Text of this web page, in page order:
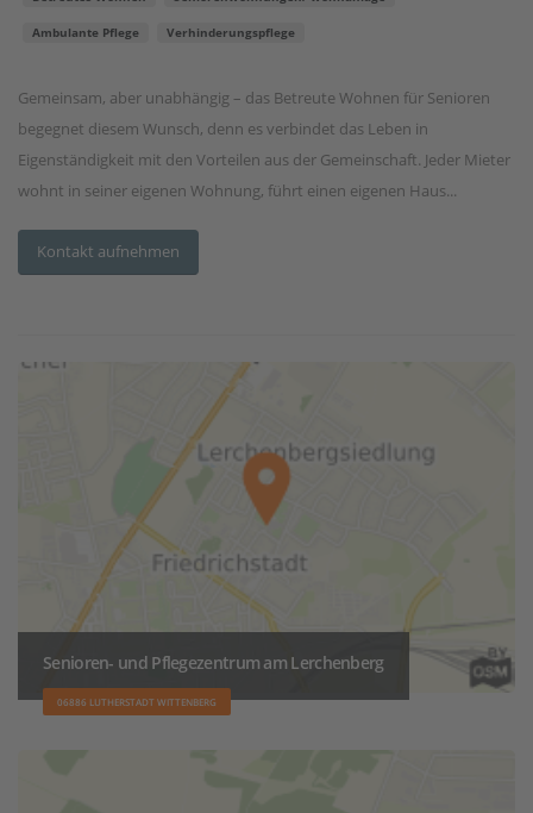
Ambulante Pflege Verhinderungspflege
Gemeinsam, aber unabhängig – das Betreute Wohnen für Senioren
begegnet diesem Wunsch, denn es verbindet das Leben in
Eigenständigkeit mit den Vorteilen aus der Gemeinschaft. Jeder Mieter
wohnt in seiner eigenen Wohnung, führt einen eigenen Haus...
Kontakt aufnehmen
Senioren- und Pflegezentrum am Lerchenberg
06886 LUTHERSTADT WITTENBERG